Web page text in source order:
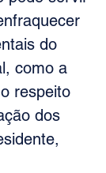
do
como a
respeito
dos